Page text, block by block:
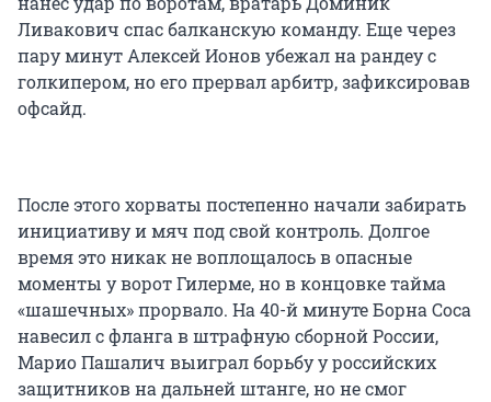
Ливакович спас балканскую команду. Еще через
пару минут Алексей Ионов убежал на рандеу с
голкипером, но его прервал арбитр, зафиксировав
офсайд.
После этого хорваты постепенно начали забирать
инициативу и мяч под свой контроль. Долгое
время это никак не воплощалось в опасные
моменты у ворот Гилерме, но в концовке тайма
«шашечных» прорвало. На 40-й минуте Борна Соса
навесил с фланга в штрафную сборной России,
Марио Пашалич выиграл борьбу у российских
защитников на дальней штанге, но не смог